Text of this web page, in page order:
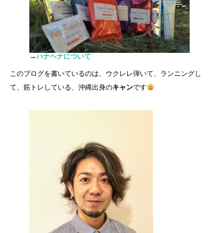
→ハナヘナについて
このブログを書いているのは、ウクレレ弾いて、ランニングし
て、筋トレしている、沖縄出身のキャンです